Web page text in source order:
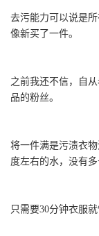
去污能力可以说是
像新买了一件。
之前我还不信，自
品的粉丝。
将一件满是污渍衣
度左右的水，没有
只需要30分钟衣服